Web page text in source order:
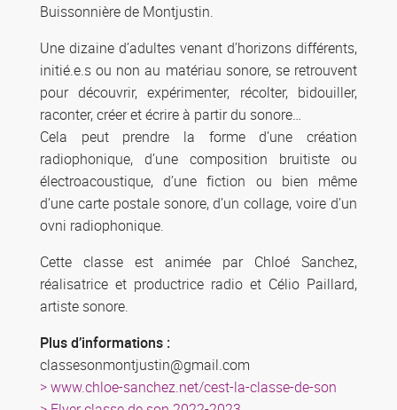
Buissonnière de Montjustin.
Une dizaine d’adultes venant d’horizons différents,
initié.e.s ou non au matériau sonore, se retrouvent
pour découvrir, expérimenter, récolter, bidouiller,
raconter, créer et écrire à partir du sonore…
​Cela peut prendre la forme d’une création
radiophonique, d’une composition bruitiste ou
électroacoustique, d’une fiction ou bien même
d’une carte postale sonore, d’un collage, voire d’un
ovni radiophonique.
Cette classe est animée par Chloé Sanchez,
réalisatrice et productrice radio et Célio Paillard,
artiste sonore.
Plus d’informations :
classesonmontjustin@gmail.com
> www.chloe-sanchez.net/cest-la-classe-de-son